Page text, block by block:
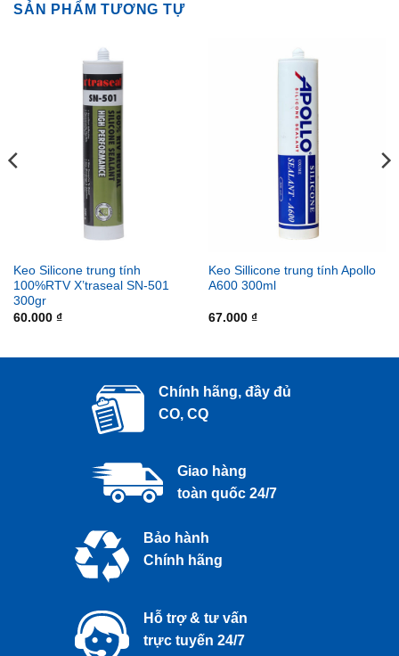
SẢN PHẨM TƯƠNG TỰ
Keo Silicone trung tính
100%RTV X’traseal SN-501
300gr
60.000 ₫
Keo Sillicone trung tính Apollo
A600 300ml
67.000 ₫
Chính hãng, đầy đủ
CO, CQ
Giao hàng
toàn quốc 24/7
Bảo hành
Chính hãng
Hỗ trợ & tư vấn
trực tuyến 24/7